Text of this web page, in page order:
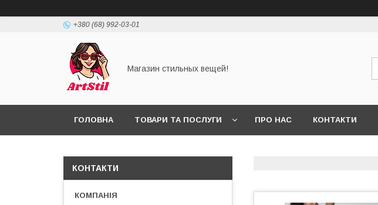
+380 (68) 992-03-01
Магазин стильных вещей!
ГОЛОВНА ТОВАРИ ТА ПОСЛУГИ ПРО НАС КОНТАКТИ
КОНТАКТИ